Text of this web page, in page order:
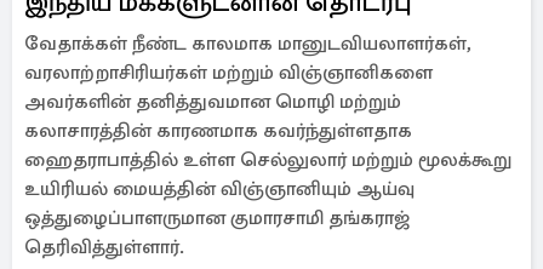
வேதாக்கள் நீண்ட காலமாக மானுடவியலாளர்கள்,
வரலாற்றாசிரியர்கள் மற்றும் விஞ்ஞானிகளை
அவர்களின் தனித்துவமான மொழி மற்றும்
கலாசாரத்தின் காரணமாக கவர்ந்துள்ளதாக
ஹைதராபாத்தில் உள்ள செல்லுலார் மற்றும் மூலக்கூறு
உயிரியல் மையத்தின் விஞ்ஞானியும் ஆய்வு
ஒத்துழைப்பாளருமான குமாரசாமி தங்கராஜ்
தெரிவித்துள்ளார்.